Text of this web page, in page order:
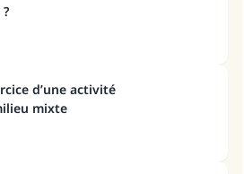
d’une activité
mixte